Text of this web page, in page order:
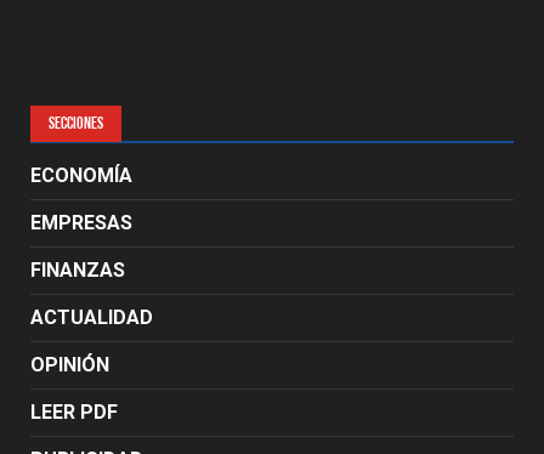
SECCIONES
ECONOMÍA
EMPRESAS
FINANZAS
ACTUALIDAD
OPINIÓN
LEER PDF